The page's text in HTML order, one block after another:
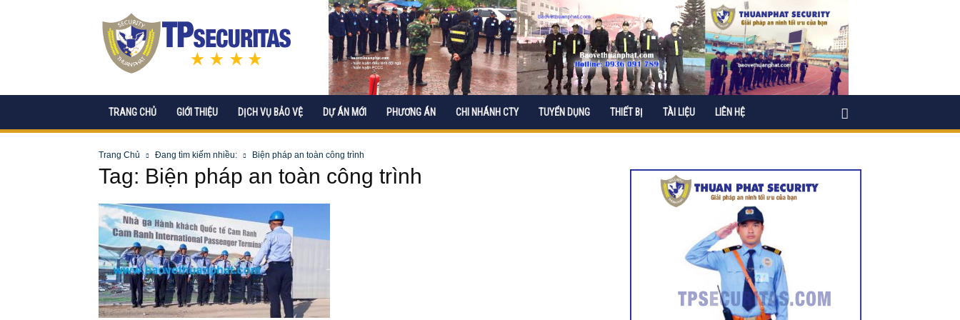
CÔNG
TY
CP
DỊCH
VỆ
TRANG CHỦ GIỚI THIỆU DỊCH VỤ BẢO VỆ DỰ ÁN MỚI PHƯƠNG ÁN CHI NHÁNH CTY TUYỂN DỤNG THIẾT BỊ TÀI LIỆU LIÊN HỆ
Trang Chủ Đang tìm kiếm nhiều: Biện pháp an toàn công trình
Tag: Biện pháp an toàn công trình